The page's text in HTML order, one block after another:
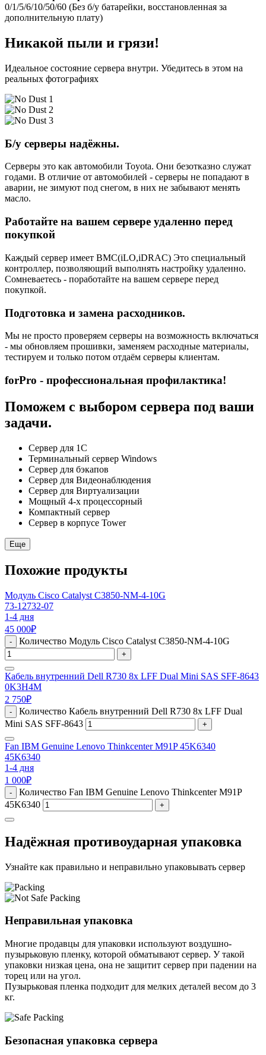
0/1/5/6/10/50/60 (Без б/у батарейки, восстановленная за
дополнительную плату)
Никакой пыли и грязи!
Идеальное состояние сервера внутри. Убедитесь в этом на
реальных фотографиях
Б/у серверы надёжны.
Серверы это как автомобили Toyota. Они безотказно служат
годами. В отличие от автомобилей - серверы не попадают в
аварии, не зимуют под снегом, в них не забывают менять
масло.
Работайте на вашем сервере удаленно перед
покупкой
Каждый сервер имеет BMC(iLO,iDRAC) Это специальный
контроллер, позволяющий выполнять настройку удаленно.
Сомневаетесь - поработайте на вашем сервере перед
покупкой.
Подготовка и замена расходников.
Мы не просто проверяем серверы на возможность включаться
- мы обновляем прошивки, заменяем расходные материалы,
тестируем и только потом отдаём серверы клиентам.
forPro - профессиональная профилактика!
Поможем с выбором сервера под ваши
задачи.
Сервер для 1С
Терминальный сервер Windows
Сервер для бэкапов
Сервер для Видеонаблюдения
Сервер для Виртуализации
Мощный 4-х процессорный
Компактный сервер
Сервер в корпусе Tower
Еще
Похожие продукты
Модуль Cisco Catalyst C3850-NM-4-10G
73-12732-07
1-4 дня
45 000₽
- Количество Модуль Cisco Catalyst C3850-NM-4-10G
+
Кабель внутренний Dell R730 8x LFF Dual Mini SAS SFF-8643
0K3H4M
2 750₽
-
Количество Кабель внутренний Dell R730 8x LFF Dual
Mini SAS SFF-8643
+
Fan IBM Genuine Lenovo Thinkcenter M91P 45K6340
45K6340
1-4 дня
1 000₽
-
Количество Fan IBM Genuine Lenovo Thinkcenter M91P
45K6340
+
Надёжная противоударная упаковка
Узнайте как правильно и неправильно упаковывать сервер
Неправильная упаковка
Многие продавцы для упаковки используют воздушно-
пузырьковую пленку, которой обматывают сервер. У такой
упаковки низкая цена, она не защитит сервер при падении на
торец или на угол.
Пузырьковая пленка подходит для мелких деталей весом до 3
кг.
Безопасная упаковка сервера